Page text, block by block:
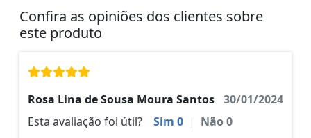
Confira as opiniões dos clientes sobre
este produto
Rosa Lina de Sousa Moura Santos 30/01/2024
Esta avaliação foi útil?
Sim 0 | Não0